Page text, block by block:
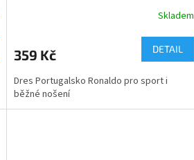
Skladem
359 Kč DETAIL
Dres Portugalsko Ronaldo pro sport i
běžné nošení